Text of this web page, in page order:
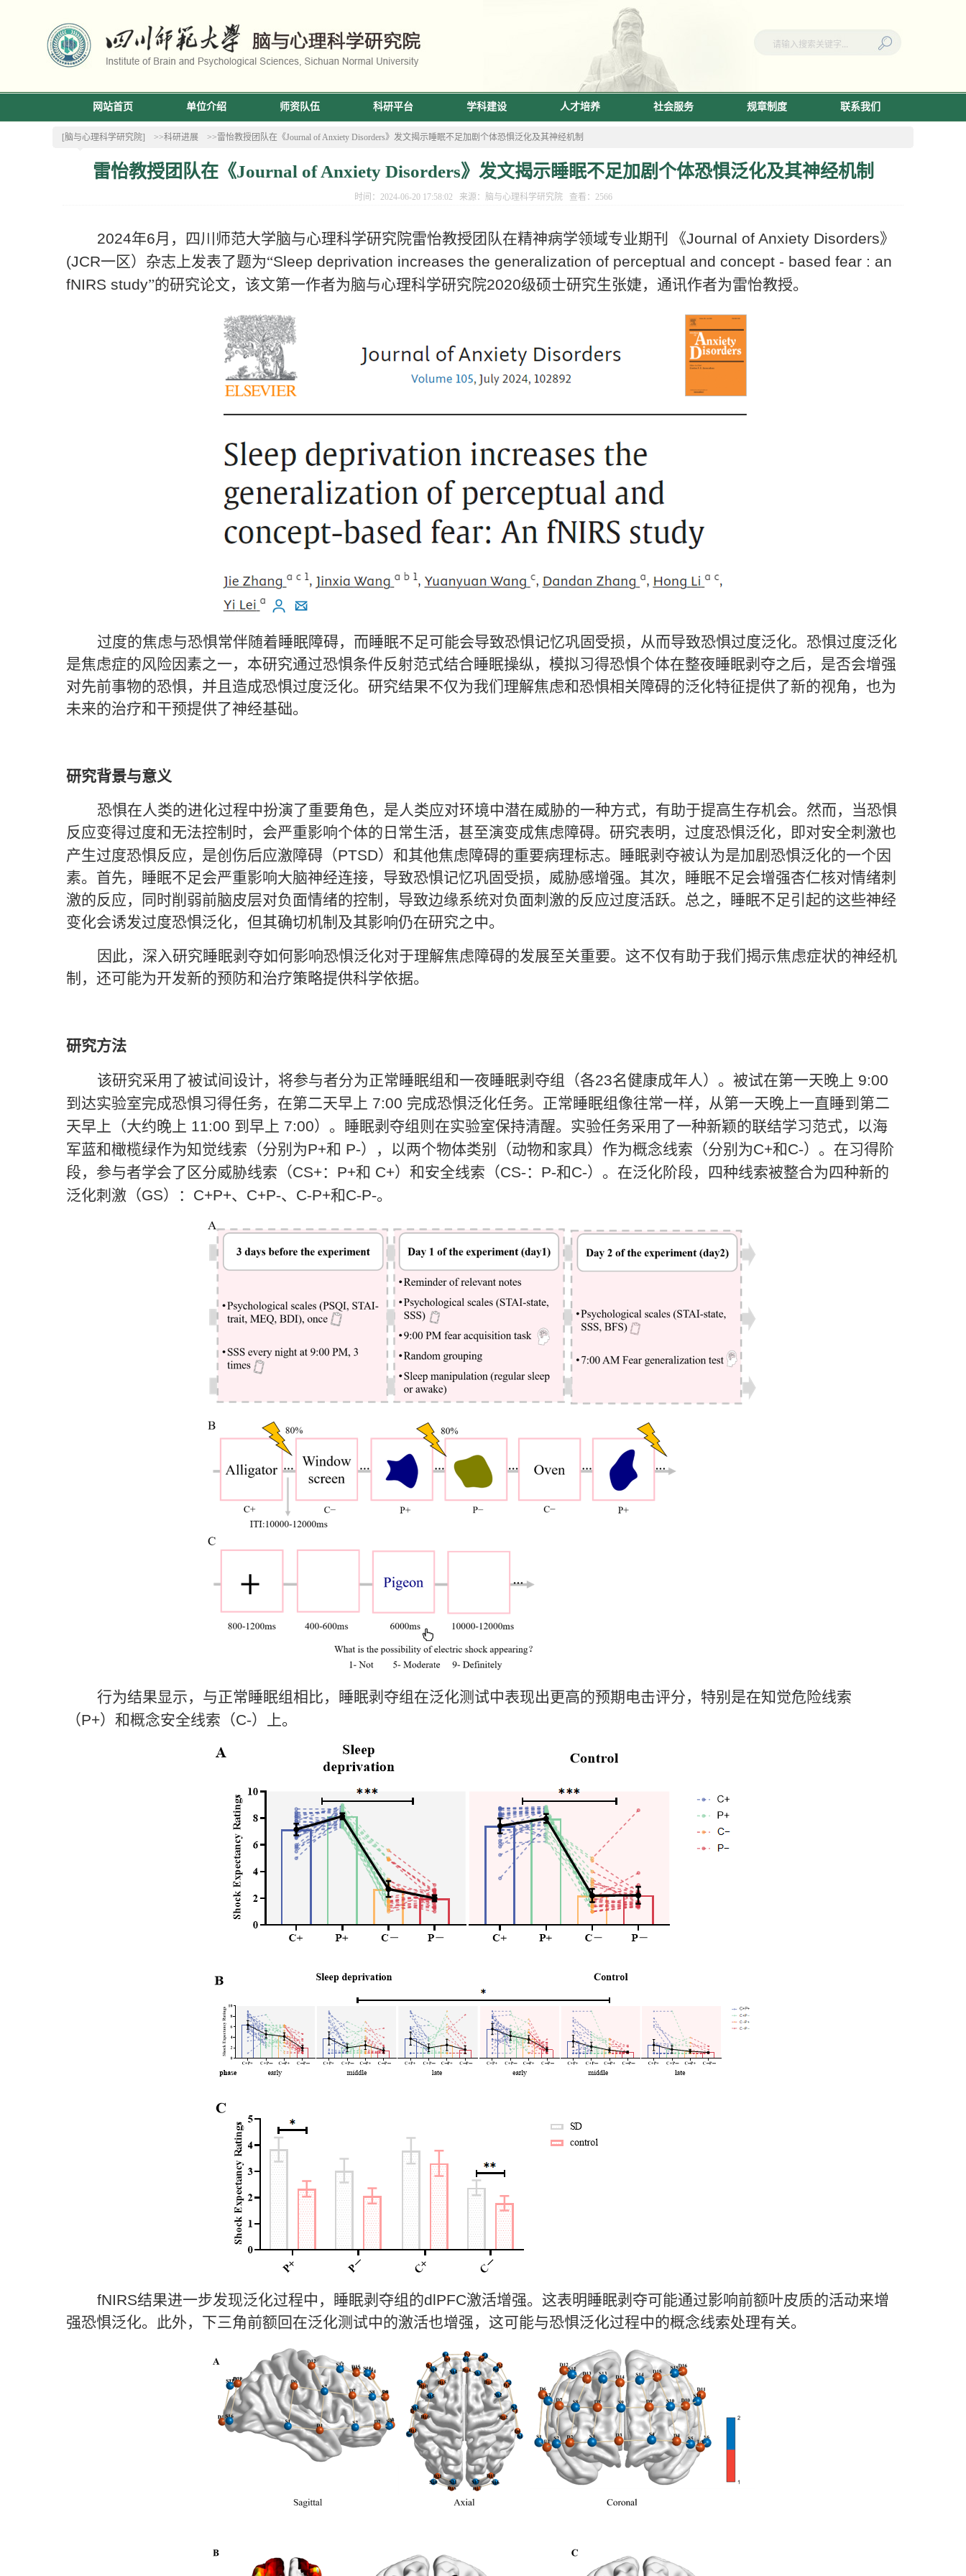
网站首页 单位介绍 师资队伍 科研平台 学科建设 人才培养 社会服务 规章制度 联系我们
[脑与心理科学研究院] >>科研进展 >>雷怡教授团队在《Journal of Anxiety Disorders》发文揭示睡眠不足加剧个体恐惧泛化及其神经机制
雷怡教授团队在《Journal of Anxiety Disorders》发文揭示睡眠不足加剧个体恐惧泛化及其神经机制
时间：2024-06-20 17:58:02 来源：脑与心理科学研究院 查看： 2566
2024年6月，四川师范大学脑与心理科学研究院雷怡教授团队在精神病学领域专业期刊 《Journal of Anxiety Disorders》
(JCR一区）杂志上发表了题为“Sleep deprivation increases the generalization of perceptual and concept - based fear : an
fNIRS study”的研究论文，该文第一作者为脑与心理科学研究院2020级硕士研究生张婕，通讯作者为雷怡教授。
过度的焦虑与恐惧常伴随着睡眠障碍，而睡眠不足可能会导致恐惧记忆巩固受损，从而导致恐惧过度泛化。恐惧过度泛化
是焦虑症的风险因素之一，本研究通过恐惧条件反射范式结合睡眠操纵，模拟习得恐惧个体在整夜睡眠剥夺之后，是否会增强
对先前事物的恐惧，并且造成恐惧过度泛化。研究结果不仅为我们理解焦虑和恐惧相关障碍的泛化特征提供了新的视角，也为
未来的治疗和干预提供了神经基础。
研究背景与意义
恐惧在人类的进化过程中扮演了重要角色，是人类应对环境中潜在威胁的一种方式，有助于提高生存机会。然而，当恐惧
反应变得过度和无法控制时，会严重影响个体的日常生活，甚至演变成焦虑障碍。研究表明，过度恐惧泛化，即对安全刺激也
产生过度恐惧反应，是创伤后应激障碍（PTSD）和其他焦虑障碍的重要病理标志。睡眠剥夺被认为是加剧恐惧泛化的一个因
素。首先，睡眠不足会严重影响大脑神经连接，导致恐惧记忆巩固受损，威胁感增强。其次，睡眠不足会增强杏仁核对情绪刺
激的反应，同时削弱前脑皮层对负面情绪的控制，导致边缘系统对负面刺激的反应过度活跃。总之，睡眠不足引起的这些神经
变化会诱发过度恐惧泛化，但其确切机制及其影响仍在研究之中。
因此，深入研究睡眠剥夺如何影响恐惧泛化对于理解焦虑障碍的发展至关重要。这不仅有助于我们揭示焦虑症状的神经机
制，还可能为开发新的预防和治疗策略提供科学依据。
研究方法
该研究采用了被试间设计，将参与者分为正常睡眠组和一夜睡眠剥夺组（各23名健康成年人）。被试在第一天晚上 9:00
到达实验室完成恐惧习得任务，在第二天早上 7:00 完成恐惧泛化任务。正常睡眠组像往常一样，从第一天晚上一直睡到第二
天早上（大约晚上 11:00 到早上 7:00）。睡眠剥夺组则在实验室保持清醒。实验任务采用了一种新颖的联结学习范式，以海
军蓝和橄榄绿作为知觉线索（分别为P+和 P-），以两个物体类别（动物和家具）作为概念线索（分别为C+和C-）。在习得阶
段，参与者学会了区分威胁线索（CS+： P+和 C+）和安全线索（CS-： P-和C-）。在泛化阶段，四种线索被整合为四种新的
泛化刺激（GS）： C+P+、 C+P-、 C-P+和C-P-。
行为结果显示，与正常睡眠组相比，睡眠剥夺组在泛化测试中表现出更高的预期电击评分，特别是在知觉危险线索
（P+）和概念安全线索（C-）上。
fNIRS结果进一步发现泛化过程中，睡眠剥夺组的dlPFC激活增强。这表明睡眠剥夺可能通过影响前额叶皮质的活动来增
强恐惧泛化。此外，下三角前额回在泛化测试中的激活也增强，这可能与恐惧泛化过程中的概念线索处理有关。